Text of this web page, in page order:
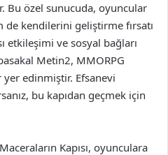
Bu özel sunucuda, oyuncular
kendilerini geliştirme fırsatı
etkileşimi ve sosyal bağları
Metin2, MMORPG
edinmiştir. Efsanevi
bu kapıdan geçmek için
Kapısı, oyunculara